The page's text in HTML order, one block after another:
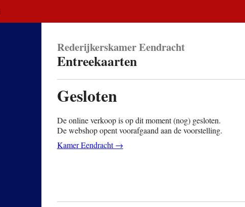
Rederijkerskamer Eendracht
Entreekaarten
Gesloten
De online verkoop is op dit moment (nog) gesloten.
De webshop opent voorafgaand aan de voorstelling.
Kamer Eendracht →